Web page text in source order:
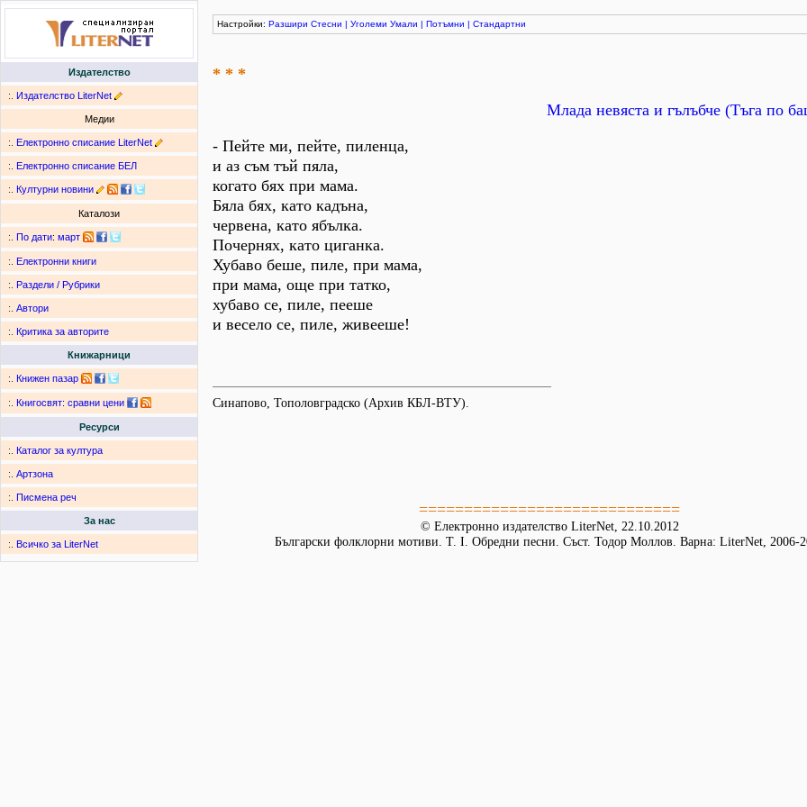
Издателство
:. Издателство LiterNet
Медии
:. Електронно списание LiterNet
:. Електронно списание БЕЛ
:. Културни новини
Каталози
:. По дати: март
:. Електронни книги
:. Раздели / Рубрики
:. Автори
:. Критика за авторите
Книжарници
:. Книжен пазар
:. Книгосвят: сравни цени
Ресурси
:. Каталог за култура
:. Артзона
:. Писмена реч
За нас
:. Всичко за LiterNet
Настройки: Разшири Стесни | Уголеми Умали | Потъмни | Стандартни
* * *
Млада невяста и гълъбче (Тъга по
- Пейте ми, пейте, пиленца,
и аз съм тъй пяла,
когато бях при мама.
Бяла бях, като кадъна,
червена, като ябълка.
Почернях, като циганка.
Хубаво беше, пиле, при мама,
при мама, още при татко,
хубаво се, пиле, пееше
и весело се, пиле, живееше!
Синапово, Тополовградско (Архив КБЛ-ВТУ).
=============================
© Електронно издателство LiterNet, 22.10.2012
Български фолклорни мотиви. Т. І. Обредни песни. Съст. Тодор Моллов. Варна: LiterNet, 2006-